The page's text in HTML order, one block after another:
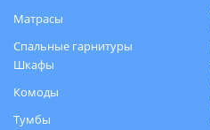
Матрасы
Спальные гарнитуры
Шкафы
Комоды
Тумбы